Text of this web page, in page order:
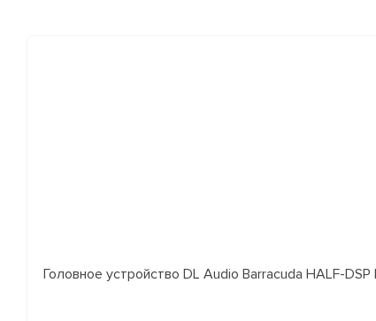
Головное устройство DL Audio Barracuda HALF-